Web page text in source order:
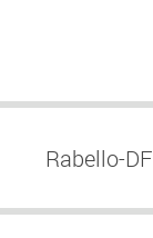
Rabello-DF